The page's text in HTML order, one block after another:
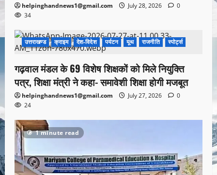
helpinghandnews1@gmail.com July 28, 2026
0
34
1 minute read
उत्तराखण्ड क्राइम देश-विदेश पर्यटन यूथ राजनीति स्पोर्ट्स
गढ़वाल मंडल के 69 विशेष शिक्षकों को मिले नियुक्ति
पत्र, शिक्षा मंत्री ने कहा- समावेशी शिक्षा होगी मजबूत
helpinghandnews1@gmail.com July 27, 2026
0
24
1 minute read